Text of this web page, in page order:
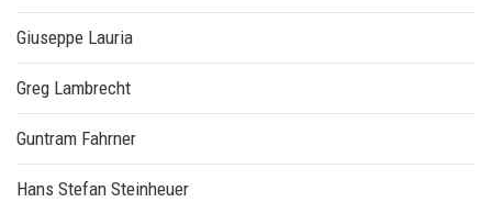
Giuseppe Lauria
Greg Lambrecht
Guntram Fahrner
Hans Stefan Steinheuer